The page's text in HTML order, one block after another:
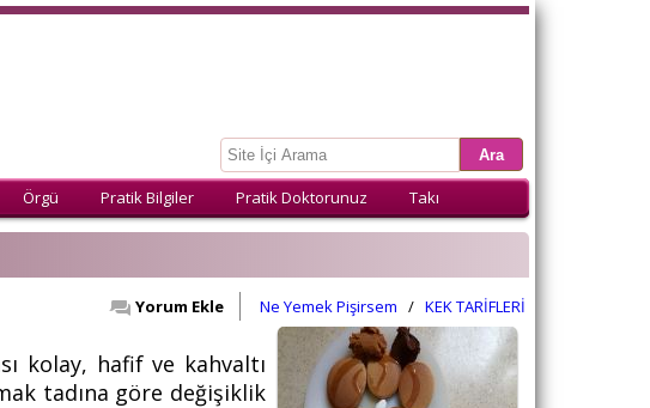
Örgü Pratik Bilgiler Pratik Doktorunuz Takı
KEK TARİFLERİ
/
Ne Yemek Pişirsem
Yorum Ekle
kolay, hafif ve kahvaltı
tadına göre değişiklik